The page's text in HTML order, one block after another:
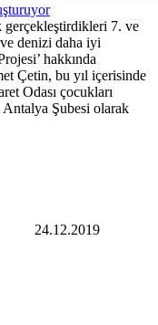
gerçekleştirdikleri 7. ve
denizi daha iyi
hakkında
Çetin, bu yıl içerisinde
Odası çocukları
Şubesi olarak
24.12.2019